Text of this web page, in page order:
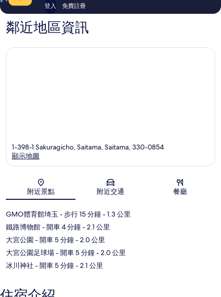
登入 免費註冊
鄰近地區資訊
地圖
1-398-1 Sakuragicho, Saitama, Saitama, 330-0854
顯示地圖
附近景點 附近交通 餐廳
GMO體育館埼玉 - 步行 15 分鐘- 1.3 公里
鐵路博物館- 開車 4 分鐘- 2.1 公里
大宮公園 - 開車 5 分鐘- 2.0 公里
大宮公園足球場- 開車 5 分鐘- 2.0 公里
冰川神社 - 開車 5 分鐘- 2.1 公里